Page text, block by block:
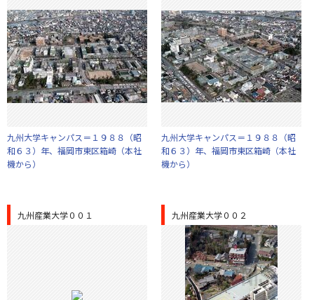
九州大学キャンパス＝１９８８（昭
和６３）年、福岡市東区箱崎（本社
機から）
九州大学キャンパス＝１９８８（昭
和６３）年、福岡市東区箱崎（本社
機から）
九州産業大学００１ 九州産業大学００２